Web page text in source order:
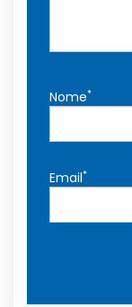
Nome*
Email*